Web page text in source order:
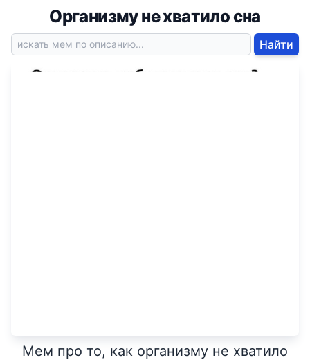
Организму не хватило сна
Найти
Мем про то, как организму не хватило